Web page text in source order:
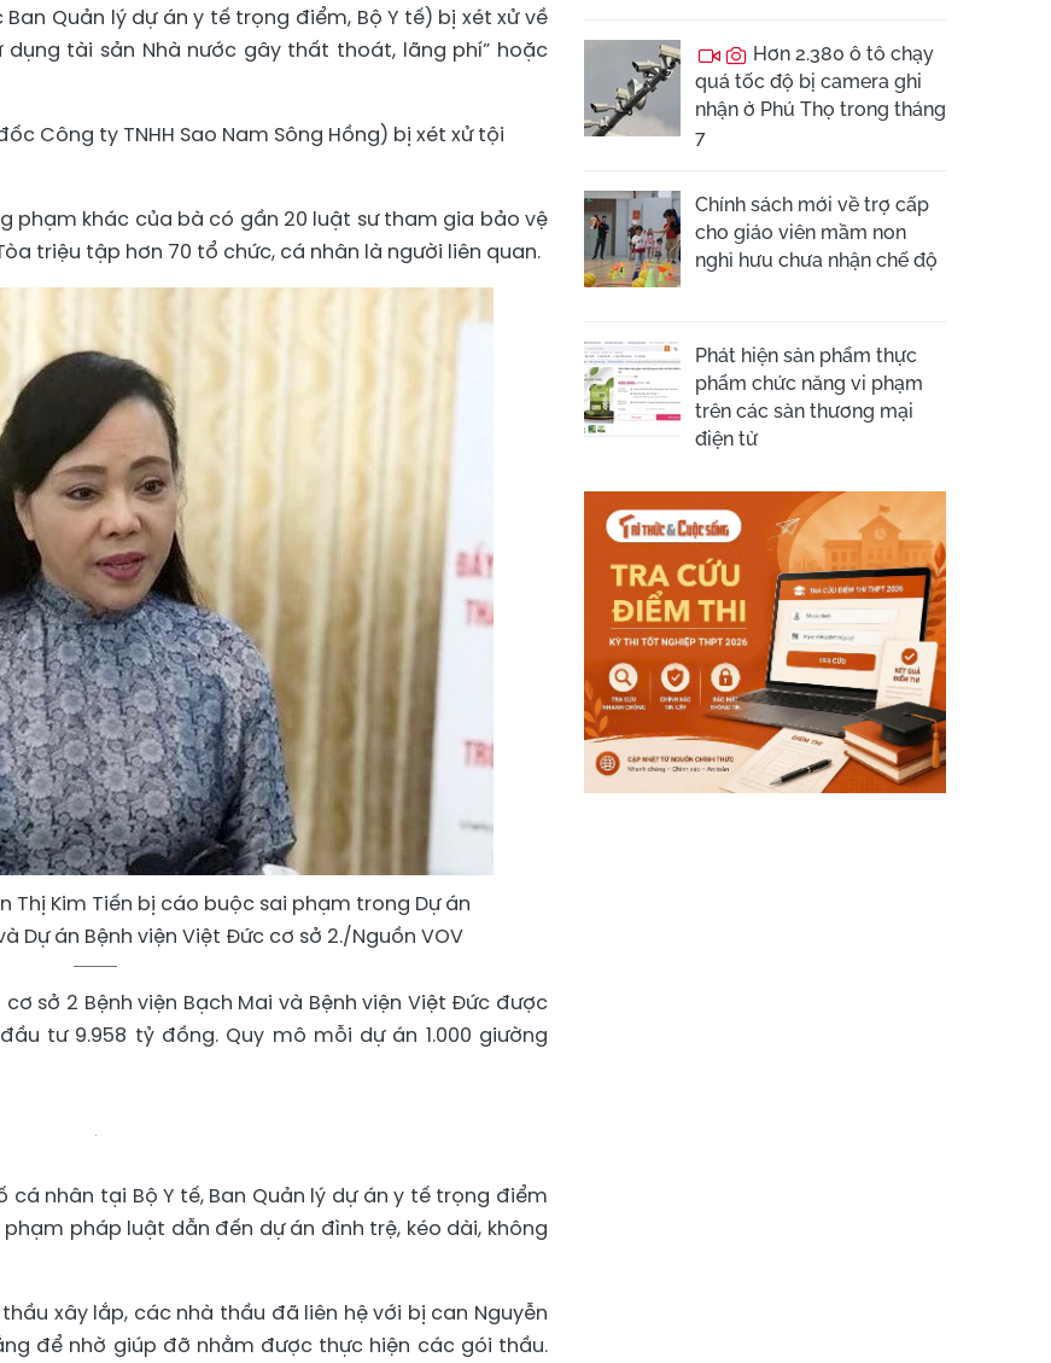
Quản lý dự án y tế trọng điểm, Bộ Y tế) bị xét xử về
dụng tài sản Nhà nước gây thất thoát, lãng phí” hoặc
Công ty TNHH Sao Nam Sông Hồng) bị xét xử tội
phạm khác của bà có gần 20 luật sư tham gia bảo vệ
triệu tập hơn 70 tổ chức, cá nhân là người liên quan.
Thị Kim Tiến bị cáo buộc sai phạm trong Dự án
Dự án Bệnh viện Việt Đức cơ sở 2./Nguồn VOV
sở 2 Bệnh viện Bạch Mai và Bệnh viện Việt Đức được
tư 9.958 tỷ đồng. Quy mô mỗi dự án 1.000 giường
cá nhân tại Bộ Y tế, Ban Quản lý dự án y tế trọng điểm
pháp luật dẫn đến dự án đình trệ, kéo dài, không
xây lắp, các nhà thầu đã liên hệ với bị can Nguyễn
để nhờ giúp đỡ nhằm được thực hiện các gói thầu.
Hơn 2.380 ô tô chạy
quá tốc độ bị camera ghi
nhận ở Phú Thọ trong tháng
7
Chính sách mới về trợ cấp
cho giáo viên mầm non
nghỉ hưu chưa nhận chế độ
Phát hiện sản phẩm thực
phẩm chức năng vi phạm
trên các sàn thương mại
điện tử